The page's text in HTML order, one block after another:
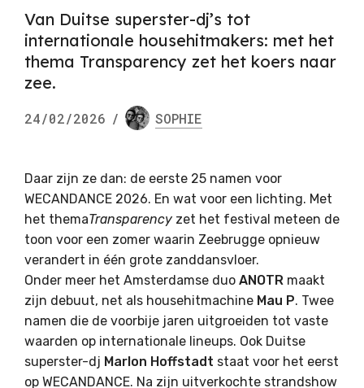
Van Duitse superster-dj’s tot
internationale househitmakers: met het
thema Transparency zet het koers naar
zee.
24/02/2026 / SOPHIE
Daar zijn ze dan: de eerste 25 namen voor
WECANDANCE 2026. En wat voor een lichting. Met
het themaTransparency zet het festival meteen de
toon voor een zomer waarin Zeebrugge opnieuw
verandert in één grote zanddansvloer.
Onder meer het Amsterdamse duo ANOTR maakt
zijn debuut, net als househitmachine Mau P. Twee
namen die de voorbije jaren uitgroeiden tot vaste
waarden op internationale lineups. Ook Duitse
superster-dj Marlon Hoffstadt staat voor het eerst
op WECANDANCE. Na zijn uitverkochte strandshow